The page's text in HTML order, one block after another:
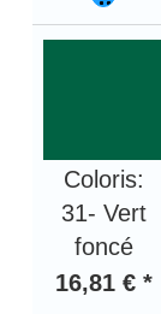
Coloris:
31- Vert
foncé
16,81 € *